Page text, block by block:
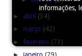
informações,
► abril (34)
► março (42)
► fevereiro (73)